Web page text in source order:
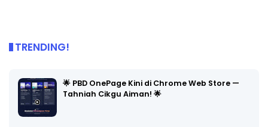
TRENDING!
🌟 PBD OnePage Kini di Chrome Web Store —
Tahniah Cikgu Aiman! 🌟